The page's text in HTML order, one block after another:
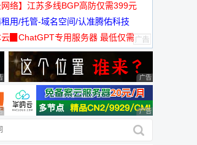
网络】江苏多线BGP高防仅需399元
用/托管-域名空间/认准腾佑科技
云▉ChatGPT专用服务器 最低仅需
商业广告，理性选择 广告 商业广告，理
商业广告，理性选择 广告 商业广告，理